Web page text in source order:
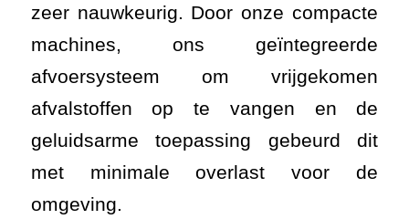
zeer nauwkeurig. Door onze compacte
machines, ons geïntegreerde
afvoersysteem om vrijgekomen
afvalstoffen op te vangen en de
geluidsarme toepassing gebeurd dit
met minimale overlast voor de
omgeving.